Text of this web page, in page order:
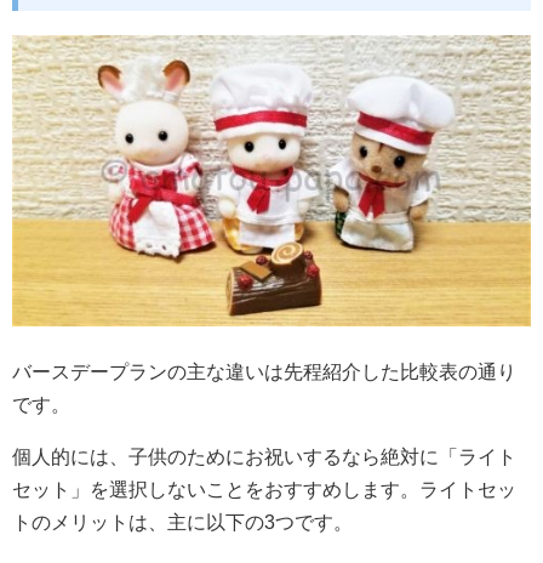
バースデープランの主な違いは先程紹介した比較表の通り
です。
個人的には、子供のためにお祝いするなら絶対に「ライト
セット」を選択しないことをおすすめします。ライトセッ
トのメリットは、主に以下の3つです。